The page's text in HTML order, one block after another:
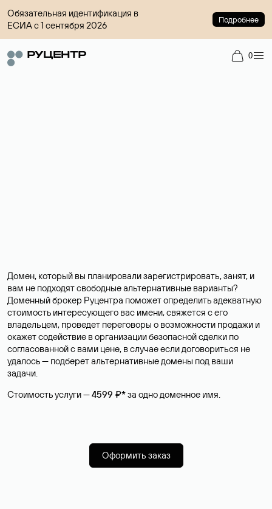
Обязательная идентификация в
ЕСИА с 1 сентября 2026
Подробнее
0
Домен, который вы планировали зарегистрировать, занят, и
вам не подходят свободные альтернативные варианты?
Доменный брокер Руцентра поможет определить адекватную
стоимость интересующего вас имени, свяжется с его
владельцем, проведет переговоры о возможности продажи и
окажет содействие в организации безопасной сделки по
согласованной с вами цене, в случае если договориться не
удалось — подберет альтернативные домены под ваши
задачи.
Стоимость услуги —4599 ₽*за одно доменное имя.
Оформить заказ